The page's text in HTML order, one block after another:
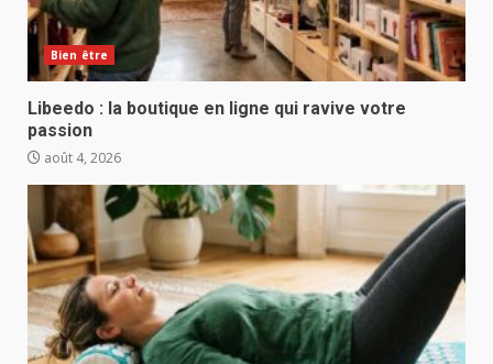
Bien être
Libeedo : la boutique en ligne qui ravive votre
passion
août 4, 2026